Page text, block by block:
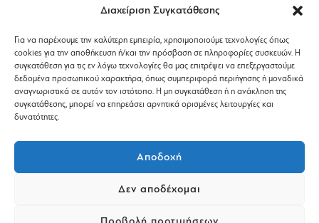
Διαχείριση Συγκατάθεσης
Για να παρέχουμε την καλύτερη εμπειρία, χρησιμοποιούμε τεχνολογίες όπως
cookies για την αποθήκευση ή/και την πρόσβαση σε πληροφορίες συσκευών. Η
συγκατάθεση για τις εν λόγω τεχνολογίες θα μας επιτρέψει να επεξεργαστούμε
δεδομένα προσωπικού χαρακτήρα, όπως συμπεριφορά περιήγησης ή μοναδικά
αναγνωριστικά σε αυτόν τον ιστότοπο. Η μη συγκατάθεση ή η ανάκληση της
συγκατάθεσης, μπορεί να επηρεάσει αρνητικά ορισμένες λειτουργίες και
δυνατότητες.
Αποδοχή
Δεν αποδέχομαι
αποστολή & πληρωμή
όροι χρήσης